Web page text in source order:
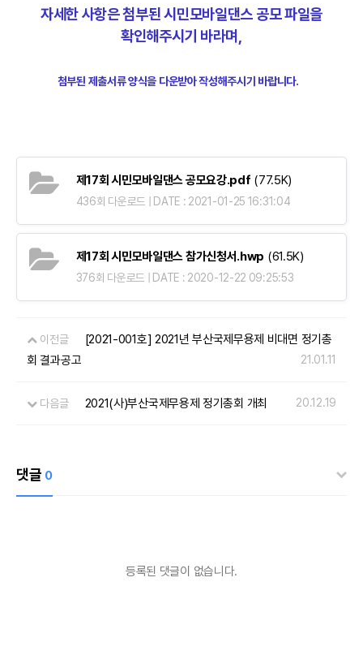
자세한 사항은 첨부된 시민모바일댄스 공모 파일을
확인해주시기 바라며,
첨부된 제출서류 양식을 다운받아 작성해주시기 바랍니다.
제17회 시민모바일댄스 공모요강.pdf (77.5K)
436회 다운로드 | DATE : 2021-01-25 16:31:04
제17회 시민모바일댄스 참가신청서.hwp (61.5K)
376회 다운로드 | DATE : 2020-12-22 09:25:53
이전글
[2021-001호] 2021년 부산국제무용제 비대면 정기총
회 결과공고
21.01.11
다음글 2021(사)부산국제무용제 정기총회 개최 20.12.19
댓글 0
등록된 댓글이 없습니다.